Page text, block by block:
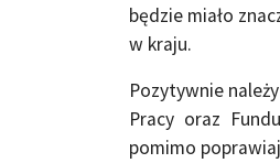
będzie miało
w kraju.
Pozytywnie
Pracy oraz
pomimo